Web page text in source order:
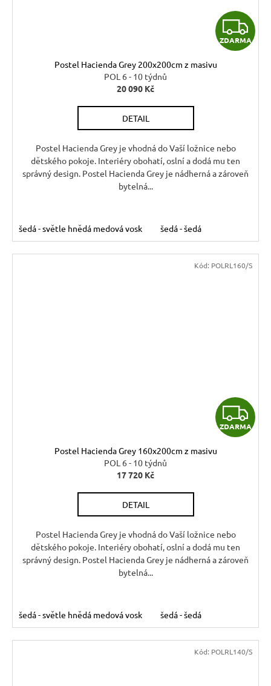
Z
D
ZDARMA
Postel Hacienda Grey 200x200cm z masivu
POL 6 - 10 týdnů
20 090 Kč
DETAIL
Postel Hacienda Grey je vhodná do Vaší ložnice nebo
dětského pokoje. Interiéry obohatí, oslní a dodá mu ten
správný design. Postel Hacienda Grey je nádherná a zároveň
bytelná...
šedá - světle hnědá medová vosk šedá - šedá
Z
D
ZDARMA
Postel Hacienda Grey 160x200cm z masivu
POL 6 - 10 týdnů
17 720 Kč
DETAIL
Postel Hacienda Grey je vhodná do Vaší ložnice nebo
dětského pokoje. Interiéry obohatí, oslní a dodá mu ten
správný design. Postel Hacienda Grey je nádherná a zároveň
bytelná...
šedá - světle hnědá medová vosk šedá - šedá
Kód: POLRL160/S
Kód: POLRL140/S